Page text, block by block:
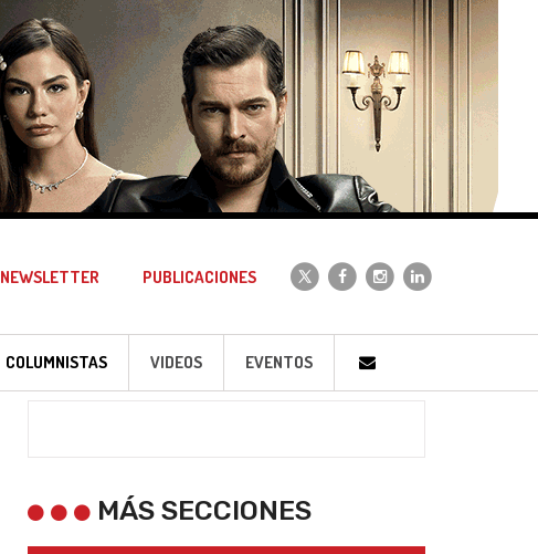
NEWSLETTER PUBLICACIONES
COLUMNISTAS VIDEOS EVENTOS
MÁS SECCIONES